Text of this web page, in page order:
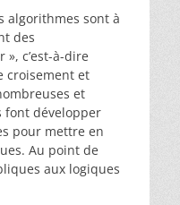
algorithmes sont à
des
c’est-à-dire
croisement et
et
font développer
pour mettre en
Au point de
aux logiques